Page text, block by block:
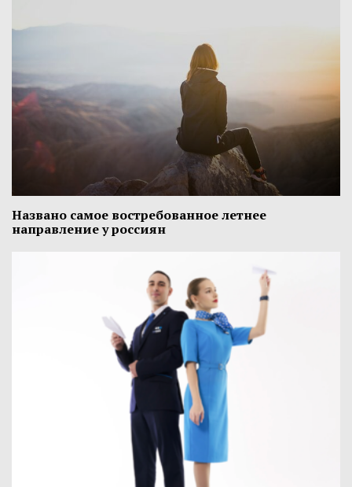
Названо самое востребованное летнее
направление у россиян